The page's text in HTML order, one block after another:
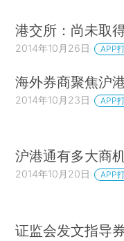
港交所：尚未取
2014年10月26日 APP
海外券商聚焦沪
2014年10月23日 APP
沪港通有多大商
2014年10月20日 APP
证监会发文指导